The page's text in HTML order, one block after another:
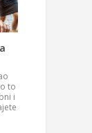
to
i